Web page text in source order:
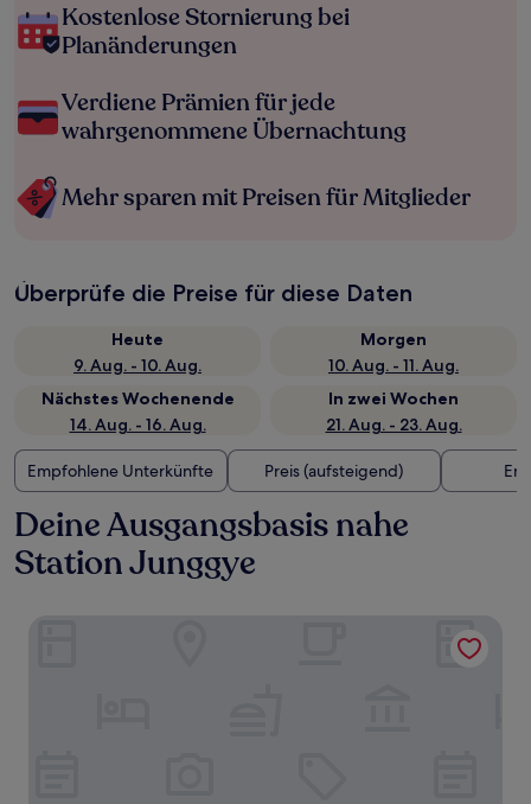
Kostenlose Stornierung bei
Planänderungen
Verdiene Prämien für jede
wahrgenommene Übernachtung
Mehr sparen mit Preisen für Mitglieder
Überprüfe die Preise für diese Daten
Heute
9. Aug. - 10. Aug.
Morgen
10. Aug. - 11. Aug.
Nächstes Wochenende
14. Aug. - 16. Aug.
In zwei Wochen
21. Aug. - 23. Aug.
Empfohlene Unterkünfte Preis (aufsteigend)
Deine Ausgangsbasis nahe
Station Junggye